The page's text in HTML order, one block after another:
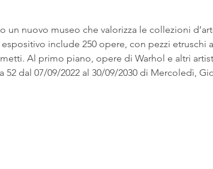
un nuovo museo che valorizza le collezioni
include 250 opere, con pezzi etruschi
Al primo piano, opere di Warhol e altri
52 dal 07/09/2022 al 30/09/2030 di Mercoledì,